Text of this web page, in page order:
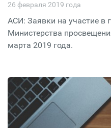
26 февраля 2019 года
АСИ: Заявки на участие в
Министерства
марта 2019 года.